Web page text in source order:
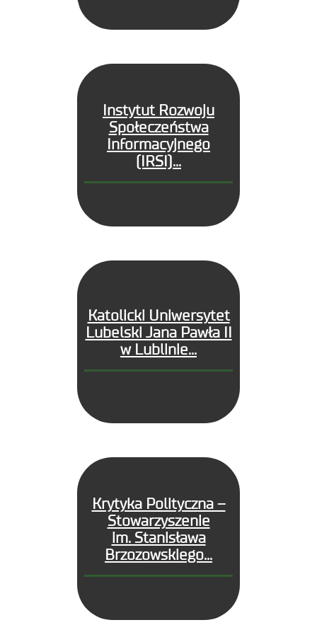
Instytut Rozwoju
Społeczeństwa
Informacyjnego
(IRSI)...
Katolicki Uniwersytet
Lubelski Jana Pawła II
w Lublinie...
Krytyka Polityczna –
Stowarzyszenie
im. Stanisława
Brzozowskiego...